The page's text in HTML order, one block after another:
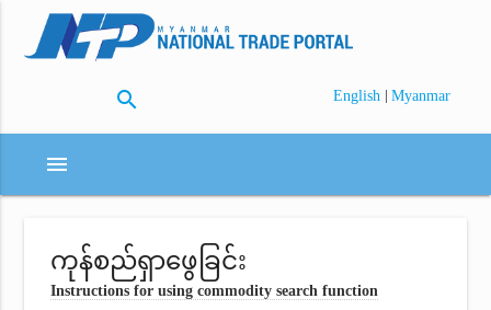
search English | Myanmar
menu
ကုန်စည်ရှာဖွေခြင်း
Instructions for using commodity search function